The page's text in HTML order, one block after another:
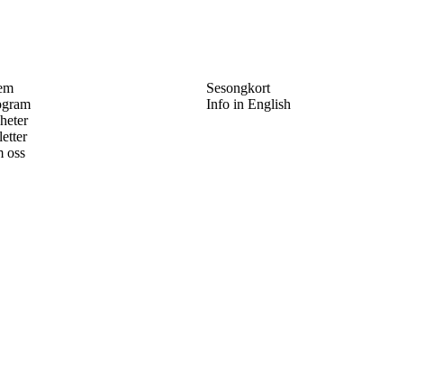
oss
Sesongkort
Info in English